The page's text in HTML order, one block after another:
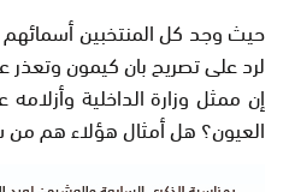
حيث وجد كل المنتخبين أسمائهم
لرد على تصريح بان كيمون
إن ممثل وزارة الداخلية
العيون؟ هل أمثال هؤلاء هم من